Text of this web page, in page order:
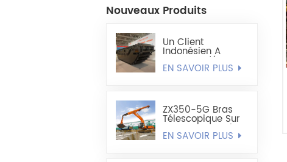
Nouveaux Produits
Un Client
Indonésien A
Commandé Le
Châssis
Flottant HX220
EN SAVOIR PLUS
ZX350-5G Bras
Télescopique Sur
Mesure, Grappin
Léger De Type
EN SAVOIR PLUS